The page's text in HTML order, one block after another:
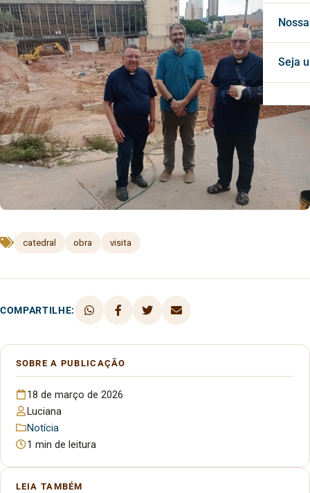
Blog
Seja
catedral obra visita
COMPARTILHE:
SOBRE A PUBLICAÇÃO
18 de março de 2026
Luciana
Notícia
1 min de leitura
LEIA TAMBÉM